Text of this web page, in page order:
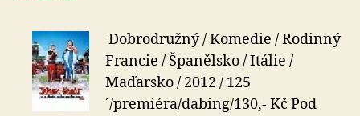
Dobrodružný / Komedie / Rodinný
Francie / Španělsko / Itálie /
Maďarsko / 2012 / 125
´/premiéra/dabing/130,- Kč Pod